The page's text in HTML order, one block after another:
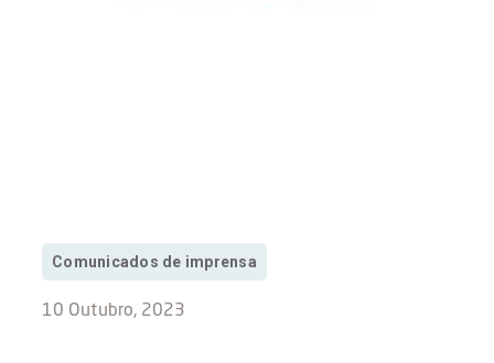
Comunicados de imprensa
10 Outubro, 2023